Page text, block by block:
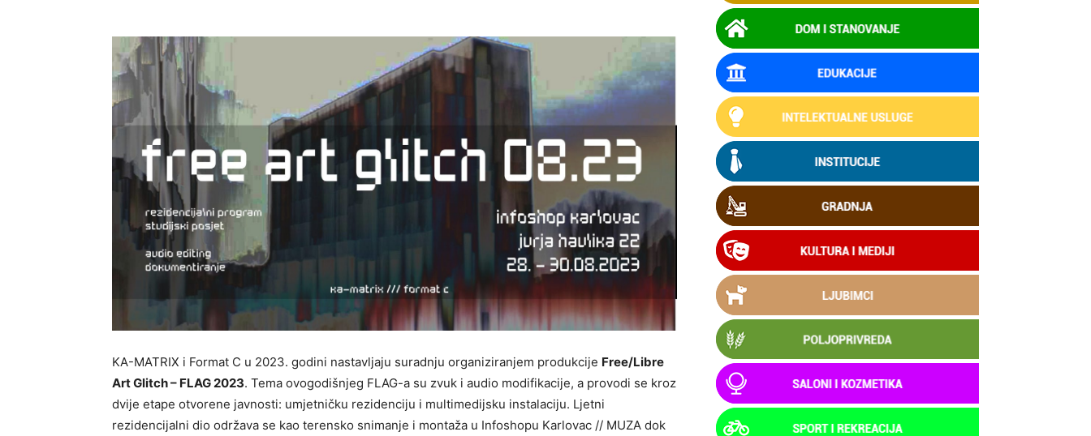
KA-MATRIX i Format C u 2023. godini nastavljaju suradnju organiziranjem produkcije Free/Libre
Art Glitch – FLAG 2023. Tema ovogodišnjeg FLAG-a su zvuk i audio modifikacije, a provodi se kroz
dvije etape otvorene javnosti: umjetničku rezidenciju i multimedijsku instalaciju. Ljetni
rezidencijalni dio održava se kao terensko snimanje i montaža u Infoshopu Karlovac // MUZA dok